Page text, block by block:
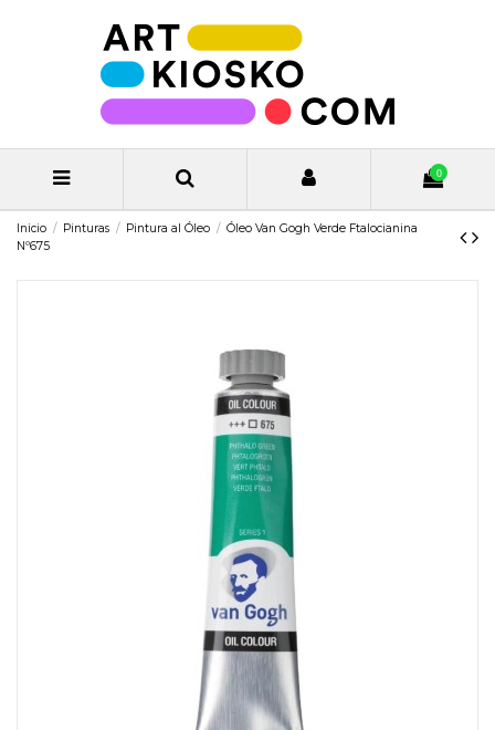
0
Inicio Pinturas Pintura al Óleo
Óleo Van Gogh Verde Ftalocianina
Nº675